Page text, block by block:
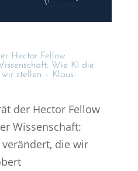
Hector Fellow
Wie KI die
stellen – Klaus-
der Hector Fellow
Wissenschaft:
verändert, die wir